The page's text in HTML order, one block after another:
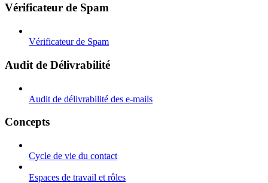
Vérificateur de Spam
Vérificateur de Spam
Audit de Délivrabilité
Audit de délivrabilité des e-mails
Concepts
Cycle de vie du contact
Espaces de travail et rôles